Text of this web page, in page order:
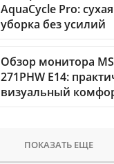
AquaCycle Pro:
уборка без усилий
Обзор монитора
271PHW E14:
визуальный
ПОКАЗАТЬ ЕЩЕ